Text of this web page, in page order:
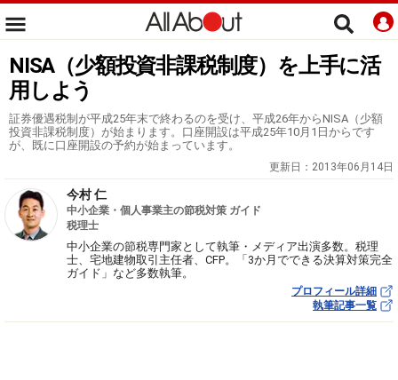
NISA（少額投資非課税制度）を上手に活
用しよう
証券優遇税制が平成25年末で終わるのを受け、平成26年からNISA（少額
投資非課税制度）が始まります。口座開設は平成25年10月1日からです
が、既に口座開設の予約が始まっています。
更新日： 2013年06月14日
今村 仁
中小企業・個人事業主の節税対策 ガイド
税理士
中小企業の節税専門家として執筆・メディア出演多数。税理
士、宅地建物取引主任者、CFP。「3か月でできる決算対策完全
ガイド」など多数執筆。
プロフィール詳細
執筆記事一覧